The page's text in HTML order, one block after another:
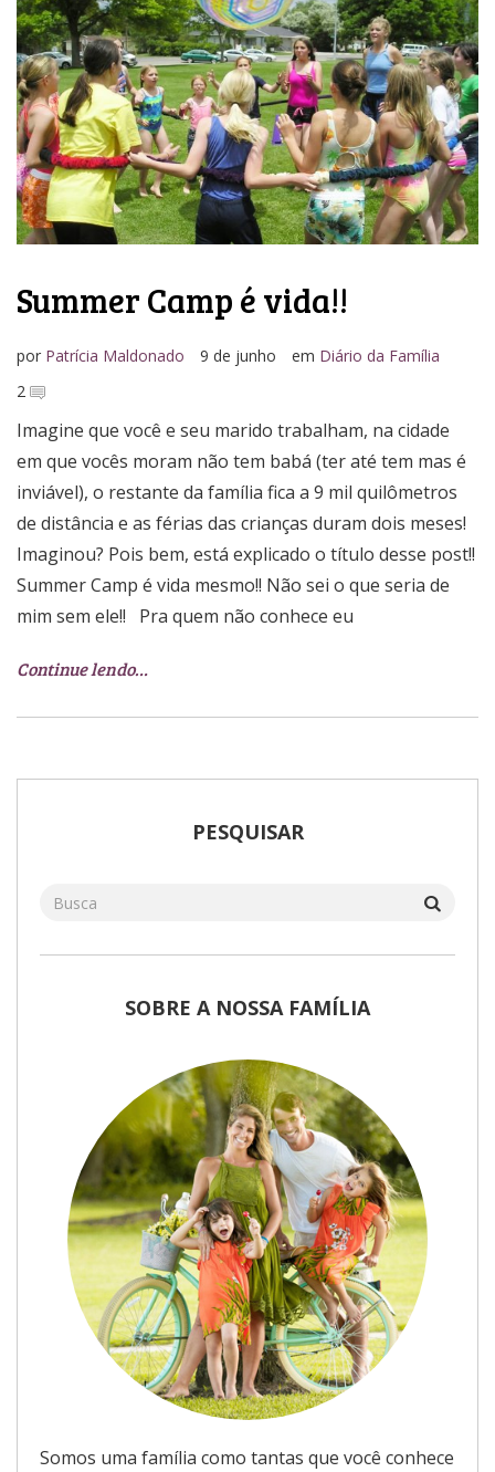
Media Kit
Summer Camp é vida!!
por Patrícia Maldonado 9 de junho em Diário da Família
2
Imagine que você e seu marido trabalham, na cidade
em que vocês moram não tem babá (ter até tem mas é
inviável), o restante da família fica a 9 mil quilômetros
de distância e as férias das crianças duram dois meses!
Imaginou? Pois bem, está explicado o título desse post!!
Summer Camp é vida mesmo!! Não sei o que seria de
mim sem ele!! Pra quem não conhece eu
Continue lendo…
PESQUISAR
SOBRE A NOSSA FAMÍLIA
Somos uma família como tantas que você conhece